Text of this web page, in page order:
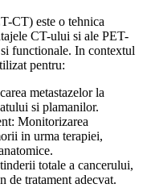
CT) este o tehnica
CT-ului si ale PET-
functionale. In contextul
pentru:
metastazelor la
si plamanilor.
Monitorizarea
in urma terapiei,
totale a cancerului,
de tratament adecvat.